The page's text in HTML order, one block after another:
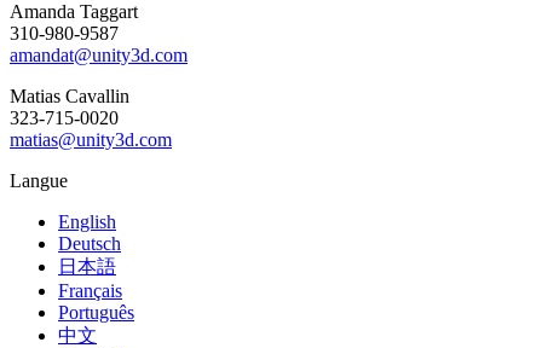
Amanda Taggart
310-980-9587
amandat@unity3d.com
Matias Cavallin
323-715-0020
matias@unity3d.com
Langue
English
Deutsch
日本語
Français
Português
中文